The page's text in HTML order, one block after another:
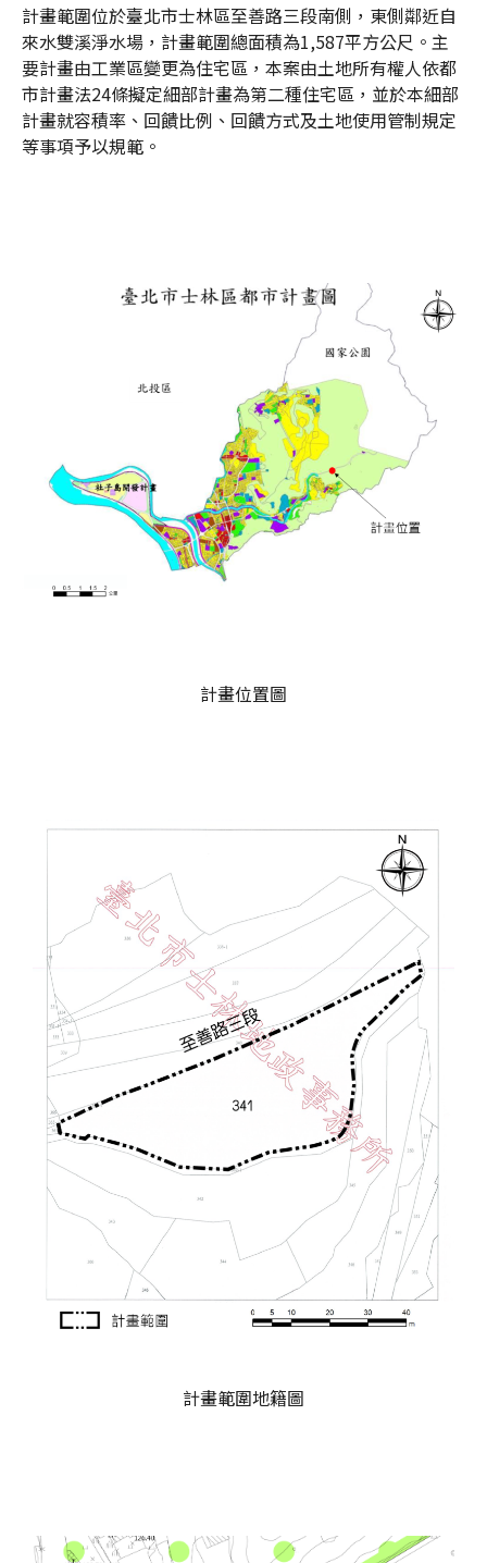
計畫範圍位於臺北市士林區至善路三段南側，東側鄰近自
來水雙溪淨水場，計畫範圍總面積為1,587平方公尺。主
要計畫由工業區變更為住宅區，本案由土地所有權人依都
市計畫法24條擬定細部計畫為第二種住宅區，並於本細部
計畫就容積率、回饋比例、回饋方式及土地使用管制規定
等事項予以規範。
計畫位置圖
計畫範圍地籍圖